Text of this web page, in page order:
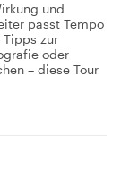
und
passt Tempo
Tipps zur
oder
– diese Tour